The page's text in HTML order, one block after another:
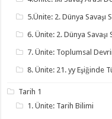
5.Ünite: 2. Dünya Savaşı
6. Ünite: 2. Dünya
7. Ünite: Toplumsal
8. Ünite: 21. yy Eşiğinde
Tarih 1
1. Ünite: Tarih Bilimi